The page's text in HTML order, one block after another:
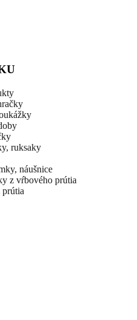
ruksaky
náušnice
z vŕbového prútia